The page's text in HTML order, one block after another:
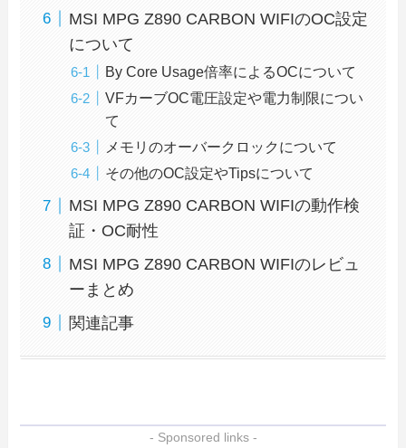
MSI MPG Z890 CARBON WIFIのOC設定
について
By Core Usage倍率によるOCについて
VFカーブOC電圧設定や電力制限につい
て
メモリのオーバークロックについて
その他のOC設定やTipsについて
MSI MPG Z890 CARBON WIFIの動作検
証・OC耐性
MSI MPG Z890 CARBON WIFIのレビュ
ーまとめ
関連記事
- Sponsored links -